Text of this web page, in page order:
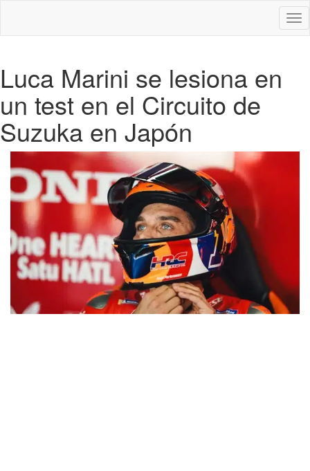
Luca Marini se lesiona en
un test en el Circuito de
Suzuka en Japón